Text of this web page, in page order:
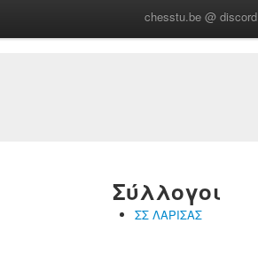
chesstu.be @ discord
Σύλλογοι
ΣΣ ΛΑΡΙΣΑΣ